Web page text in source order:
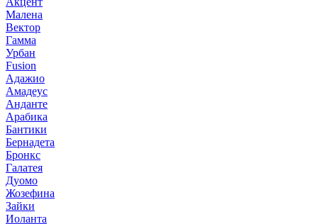
Малена
Вектор
Гамма
Урбан
Fusion
Адажио
Амадеус
Анданте
Арабика
Бантики
Бернадета
Бронкс
Галатея
Дуомо
Жозефина
Зайки
Иоланта